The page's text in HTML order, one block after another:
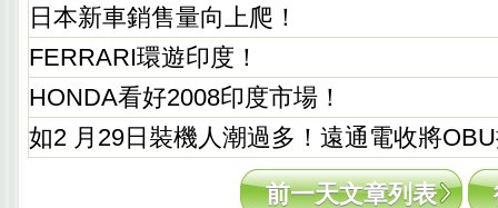
日本新車銷售量向上爬！
FERRARI環遊印度！
HONDA看好2008印度市場！
如2 月29日裝機人潮過多！遠通電收將
前一天文章列表